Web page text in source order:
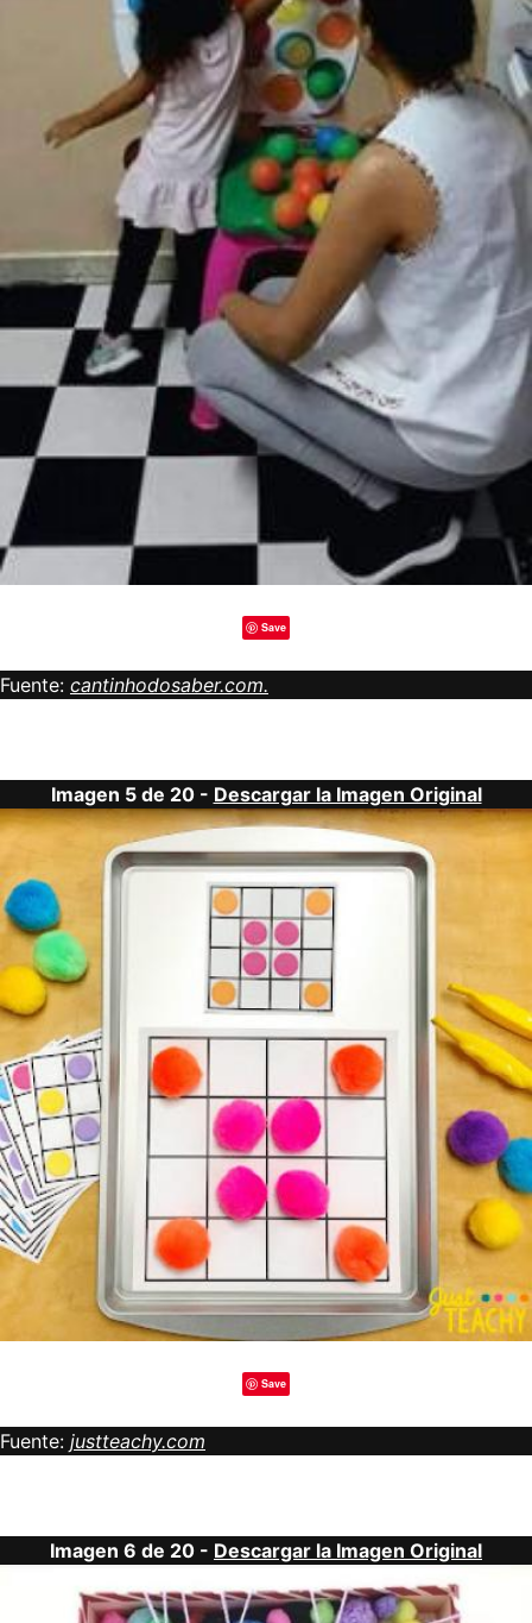
Save
Fuente: cantinhodosaber.com.
Imagen 5 de 20 - Descargar la Imagen Original
Save
Fuente: justteachy.com
Imagen 6 de 20 - Descargar la Imagen Original